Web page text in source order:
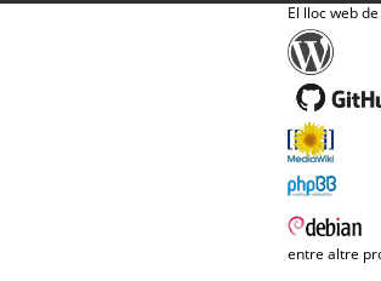
El lloc web
entre altre